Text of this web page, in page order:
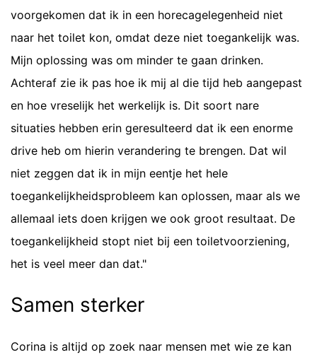
voorgekomen dat ik in een horecagelegenheid niet
naar het toilet kon, omdat deze niet toegankelijk was.
Mijn oplossing was om minder te gaan drinken.
Achteraf zie ik pas hoe ik mij al die tijd heb aangepast
en hoe vreselijk het werkelijk is. Dit soort nare
situaties hebben erin geresulteerd dat ik een enorme
drive heb om hierin verandering te brengen. Dat wil
niet zeggen dat ik in mijn eentje het hele
toegankelijkheidsprobleem kan oplossen, maar als we
allemaal iets doen krijgen we ook groot resultaat. De
toegankelijkheid stopt niet bij een toiletvoorziening,
het is veel meer dan dat."
Samen sterker
Corina is altijd op zoek naar mensen met wie ze kan